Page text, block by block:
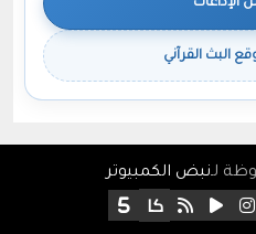
الإذاعات
البث القرآني
لـنبض الكمبيوتر